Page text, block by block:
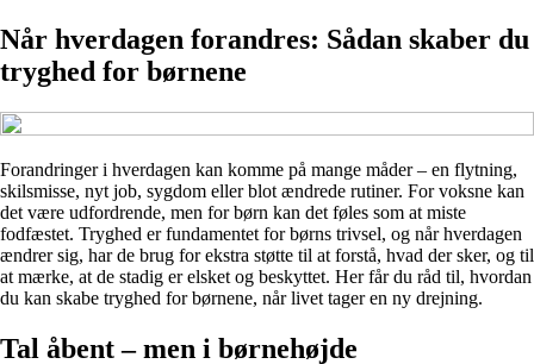
Når hverdagen forandres: Sådan skaber du
tryghed for børnene
Forandringer i hverdagen kan komme på mange måder – en flytning,
skilsmisse, nyt job, sygdom eller blot ændrede rutiner. For voksne kan
det være udfordrende, men for børn kan det føles som at miste
fodfæstet. Tryghed er fundamentet for børns trivsel, og når hverdagen
ændrer sig, har de brug for ekstra støtte til at forstå, hvad der sker, og til
at mærke, at de stadig er elsket og beskyttet. Her får du råd til, hvordan
du kan skabe tryghed for børnene, når livet tager en ny drejning.
Tal åbent – men i børnehøjde